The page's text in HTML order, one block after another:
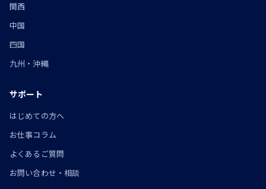
関西
中国
四国
九州・沖縄
サポート
はじめての方へ
お仕事コラム
よくあるご質問
お問い合わせ・相談